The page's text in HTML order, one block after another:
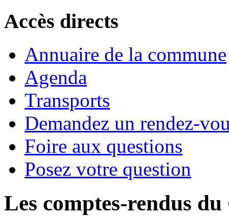
Accès directs
Annuaire de la commune
Agenda
Transports
Demandez un rendez-
Foire aux questions
Posez votre question
Les comptes-rendus